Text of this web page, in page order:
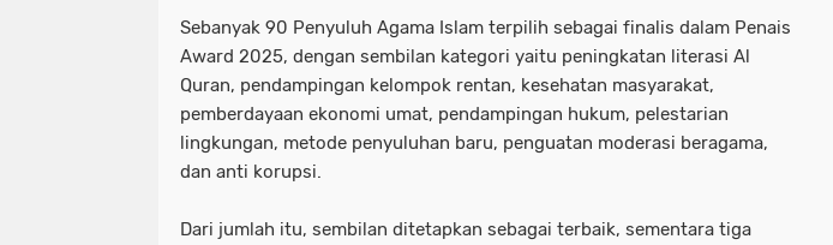
Sebanyak 90 Penyuluh Agama Islam terpilih sebagai finalis dalam Penais
Award 2025, dengan sembilan kategori yaitu peningkatan literasi Al
Quran, pendampingan kelompok rentan, kesehatan masyarakat,
pemberdayaan ekonomi umat, pendampingan hukum, pelestarian
lingkungan, metode penyuluhan baru, penguatan moderasi beragama,
dan anti korupsi.
Dari jumlah itu, sembilan ditetapkan sebagai terbaik, sementara tiga